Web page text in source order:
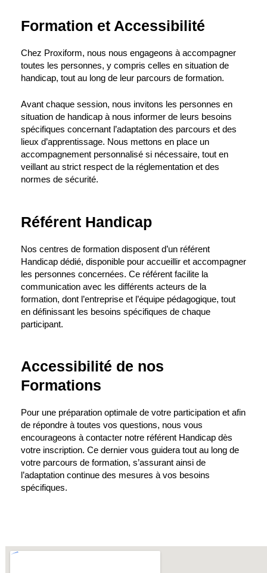
Formation et Accessibilité
Chez Proxiform, nous nous engageons à accompagner
toutes les personnes, y compris celles en situation de
handicap, tout au long de leur parcours de formation.
Avant chaque session, nous invitons les personnes en
situation de handicap à nous informer de leurs besoins
spécifiques concernant l’adaptation des parcours et des
lieux d’apprentissage. Nous mettons en place un
accompagnement personnalisé si nécessaire, tout en
veillant au strict respect de la réglementation et des
normes de sécurité.
Référent Handicap
Nos centres de formation disposent d’un référent
Handicap dédié, disponible pour accueillir et accompagner
les personnes concernées. Ce référent facilite la
communication avec les différents acteurs de la
formation, dont l’entreprise et l’équipe pédagogique, tout
en définissant les besoins spécifiques de chaque
participant.
Accessibilité de nos
Formations
Pour une préparation optimale de votre participation et afin
de répondre à toutes vos questions, nous vous
encourageons à contacter notre référent Handicap dès
votre inscription. Ce dernier vous guidera tout au long de
votre parcours de formation, s’assurant ainsi de
l’adaptation continue des mesures à vos besoins
spécifiques.